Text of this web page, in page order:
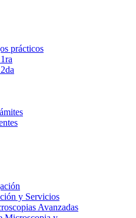
prácticos
y Servicios
Avanzadas